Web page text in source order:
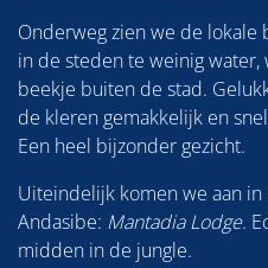
Onderweg zien we de lokale
in de steden te weinig
beekje buiten de stad.
de kleren gemakkelijk en
Een heel bijzonder gezicht.
Uiteindelijk komen we aan
Andasibe: Mantadia Lodge.
midden in de jungle.